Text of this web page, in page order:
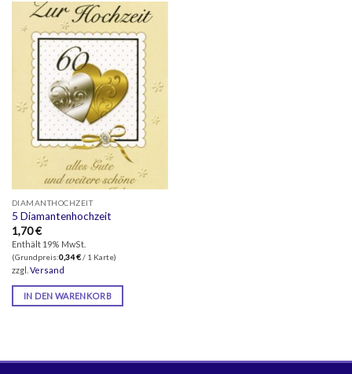
DIAMANTHOCHZEIT
5 Diamantenhochzeit
1,70€
Enthält 19% MwSt.
(Grundpreis:0,34€/ 1 Karte)
zzgl. Versand
IN DEN WARENKORB